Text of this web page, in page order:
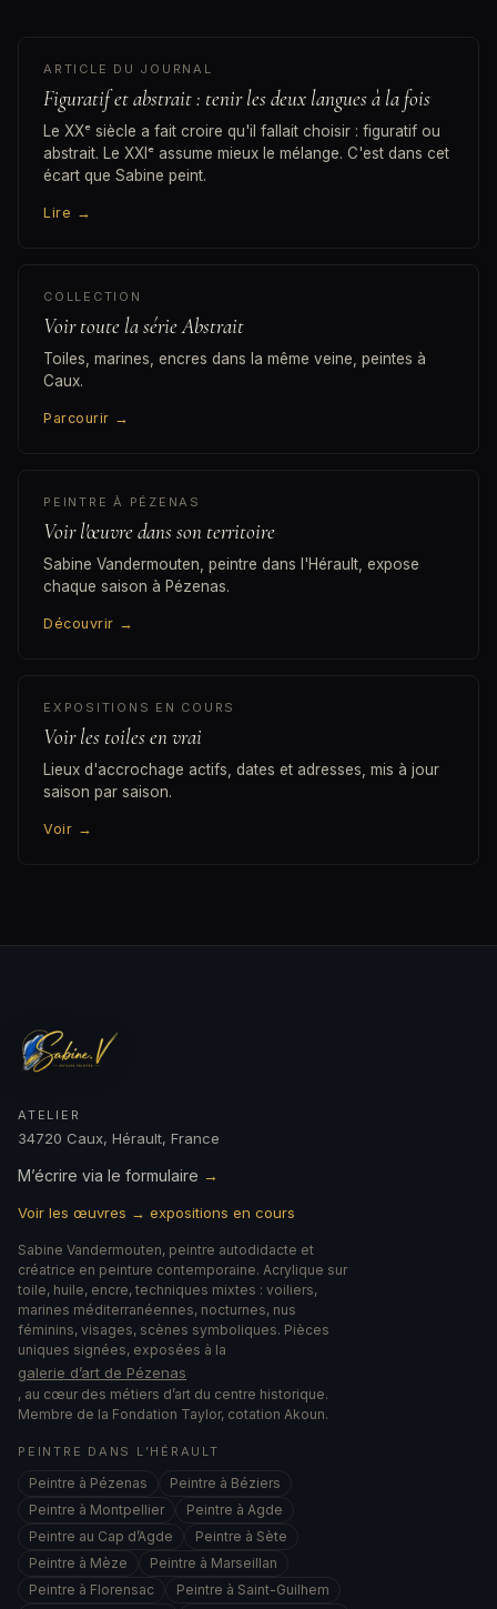
ARTICLE DU JOURNAL
Figuratif et abstrait : tenir les deux langues à la fois
Le XXᵉ siècle a fait croire qu'il fallait choisir : figuratif ou
abstrait. Le XXIᵉ assume mieux le mélange. C'est dans cet
écart que Sabine peint.
Lire →
COLLECTION
Voir toute la série Abstrait
Toiles, marines, encres dans la même veine, peintes à
Caux.
Parcourir →
PEINTRE À PÉZENAS
Voir l'œuvre dans son territoire
Sabine Vandermouten, peintre dans l'Hérault, expose
chaque saison à Pézenas.
Découvrir →
EXPOSITIONS EN COURS
Voir les toiles en vrai
Lieux d'accrochage actifs, dates et adresses, mis à jour
saison par saison.
Voir →
ATELIER
34720 Caux, Hérault, France
M’écrire via le formulaire →
Voir les œuvres → expositions en cours
Sabine Vandermouten, peintre autodidacte et
créatrice en peinture contemporaine. Acrylique sur
toile, huile, encre, techniques mixtes : voiliers,
marines méditerranéennes, nocturnes, nus
féminins, visages, scènes symboliques. Pièces
uniques signées, exposées à la
galerie d’art de Pézenas
, au cœur des métiers d’art du centre historique.
Membre de la Fondation Taylor, cotation Akoun.
PEINTRE DANS L’HÉRAULT
Peintre à Pézenas
Peintre à Béziers
Peintre à Montpellier
Peintre à Agde
Peintre au Cap d’Agde
Peintre à Sète
Peintre à Mèze
Peintre à Marseillan
Peintre à Florensac
Peintre à Saint-Guilhem